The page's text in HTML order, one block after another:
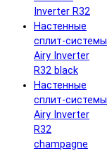
Inverter R32
Настенные
сплит-системы
Airy Inverter
R32 black
Настенные
сплит-системы
Airy Inverter
R32
champagne